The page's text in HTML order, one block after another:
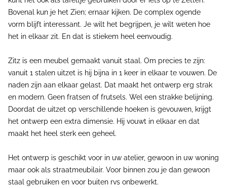
Bovenal kun je het Zien; ernaar kijken. De complex ogende
vorm blijft interessant. Je wilt het begrijpen, je wilt weten hoe
het in elkaar zit. En dat is stiekem heel eenvoudig.
Zitz is een meubel gemaakt vanuit staal. Om precies te zijn:
vanuit 1 stalen uitzet is hij bijna in 1 keer in elkaar te vouwen. De
naden zijn aan elkaar gelast. Dat maakt het ontwerp erg strak
en modern. Geen fratsen of frutsels. Wel een strakke belijning.
Doordat de uitzet op verschillende hoeken is gevouwen, krijgt
het ontwerp een extra dimensie. Hij vouwt in elkaar en dat
maakt het heel sterk een geheel.
Het ontwerp is geschikt voor in uw atelier, gewoon in uw woning
maar ook als straatmeubilair. Voor binnen zou je dan gewoon
staal gebruiken en voor buiten rvs onbewerkt.